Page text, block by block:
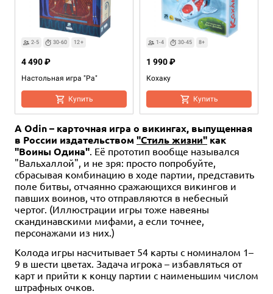
2-5 30-60 12+
Настольная игра "Ра"
4 490 ₽
Купить
1-4 30-45 8+
Кохаку
1 990 ₽
Купить
3-12 15+ 10+
Зелёный – цвет победы
2 290 ₽
Уведомить о наличии
2-5 30 14+
Динокости
Купить
А Odin – карточная игра о викингах, выпущенная
в России издательством"Стиль жизни" как
"Воины Одина". Её прототип вообще назывался
"Вальхаллой", и не зря: просто попробуйте,
сбрасывая комбинацию в ходе партии, представить
поле битвы, отчаянно сражающихся викингов и
павших воинов, что отправляются в небесный
чертог. (Иллюстрации игры тоже навеяны
скандинавскими мифами, а если точнее,
персонажами из них.)
Колода игры насчитывает 54 карты с номиналом 1–
9 в шести цветах. Задача игрока – избавляться от
карт и прийти к концу партии с наименьшим числом
штрафных очков.